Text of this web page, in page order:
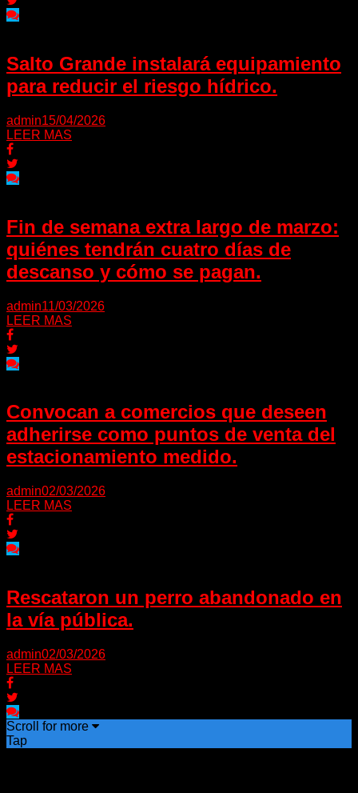
Salto Grande instalará equipamiento
para reducir el riesgo hídrico.
admin15/04/2026
LEER MAS
Fin de semana extra largo de marzo:
quiénes tendrán cuatro días de
descanso y cómo se pagan.
admin11/03/2026
LEER MAS
Convocan a comercios que deseen
adherirse como puntos de venta del
estacionamiento medido.
admin02/03/2026
LEER MAS
Rescataron un perro abandonado en
la vía pública.
admin02/03/2026
LEER MAS
Scroll for more
Tap